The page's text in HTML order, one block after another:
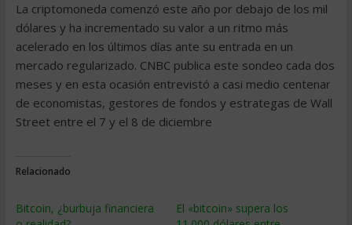
La criptomoneda comenzó este año por debajo de los mil
dólares y ha incrementado su valor a un ritmo más
acelerado en los últimos días ante su entrada en un
mercado regularizado. CNBC publica este sondeo cada dos
meses y en esta ocasión entrevistó a casi medio centenar
de economistas, gestores de fondos y estrategas de Wall
Street entre el 7 y el 8 de diciembre
Relacionado
Bitcoin, ¿burbuja financiera
El «bitcoin» supera los